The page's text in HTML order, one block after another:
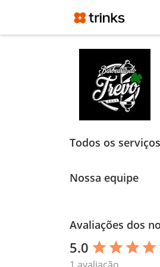
Todos os serviços
Nossa equipe
Avaliações dos
5.0 star star star star
1 avaliação